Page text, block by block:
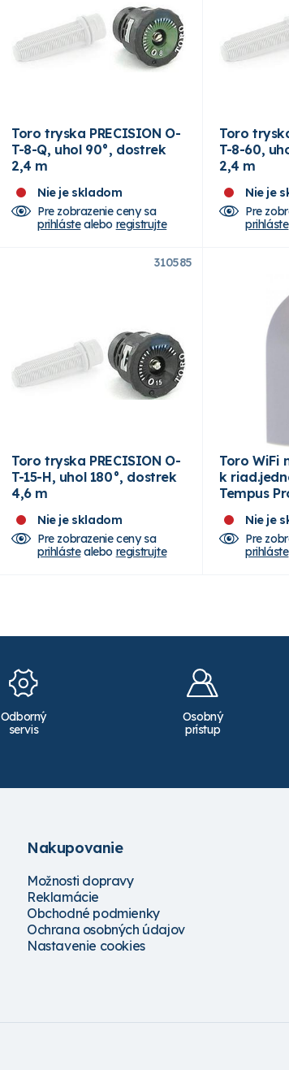
Toro tryska PRECISION O-
T-8-Q, uhol 90°, dostrek
2,4 m
Nie je skladom
Pre zobrazenie ceny sa
prihlástealebo registrujte
Toro tryska
T-8-60,
2,4 m
Nie je
Pre
prihláste
310585
Toro tryska PRECISION O-
T-15-H, uhol 180°, dostrek
4,6 m
Nie je skladom
Pre zobrazenie ceny sa
prihlástealebo registrujte
Toro WiFi
k
Tempus
Nie je
Pre
prihláste
Odborný
servis
Osobný
prístup
Nakupovanie
Možnosti dopravy
Reklamácie
Obchodné podmienky
Ochrana osobných údajov
Nastavenie cookies